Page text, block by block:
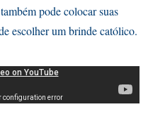
pode colocar suas
escolher um brinde católico.